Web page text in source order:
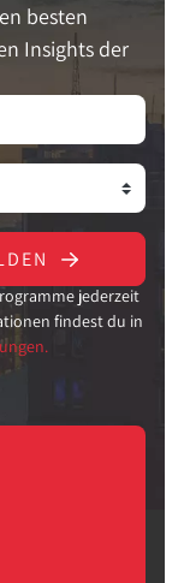
besten
Insights der
jederzeit
findest du in